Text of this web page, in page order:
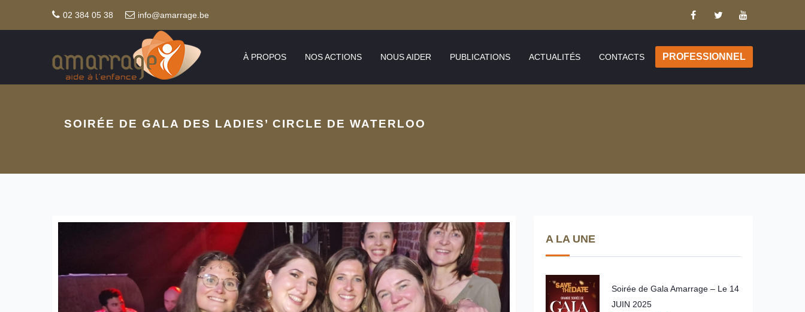
02 384 05 38 info@amarrage.be
À PROPOS NOS ACTIONS NOUS AIDER PUBLICATIONS ACTUALITÉS CONTACTS PROFESSIONNEL
SOIRÉE DE GALA DES LADIES’ CIRCLE DE WATERLOO
A LA UNE
Soirée de Gala Amarrage – Le 14
JUIN 2025